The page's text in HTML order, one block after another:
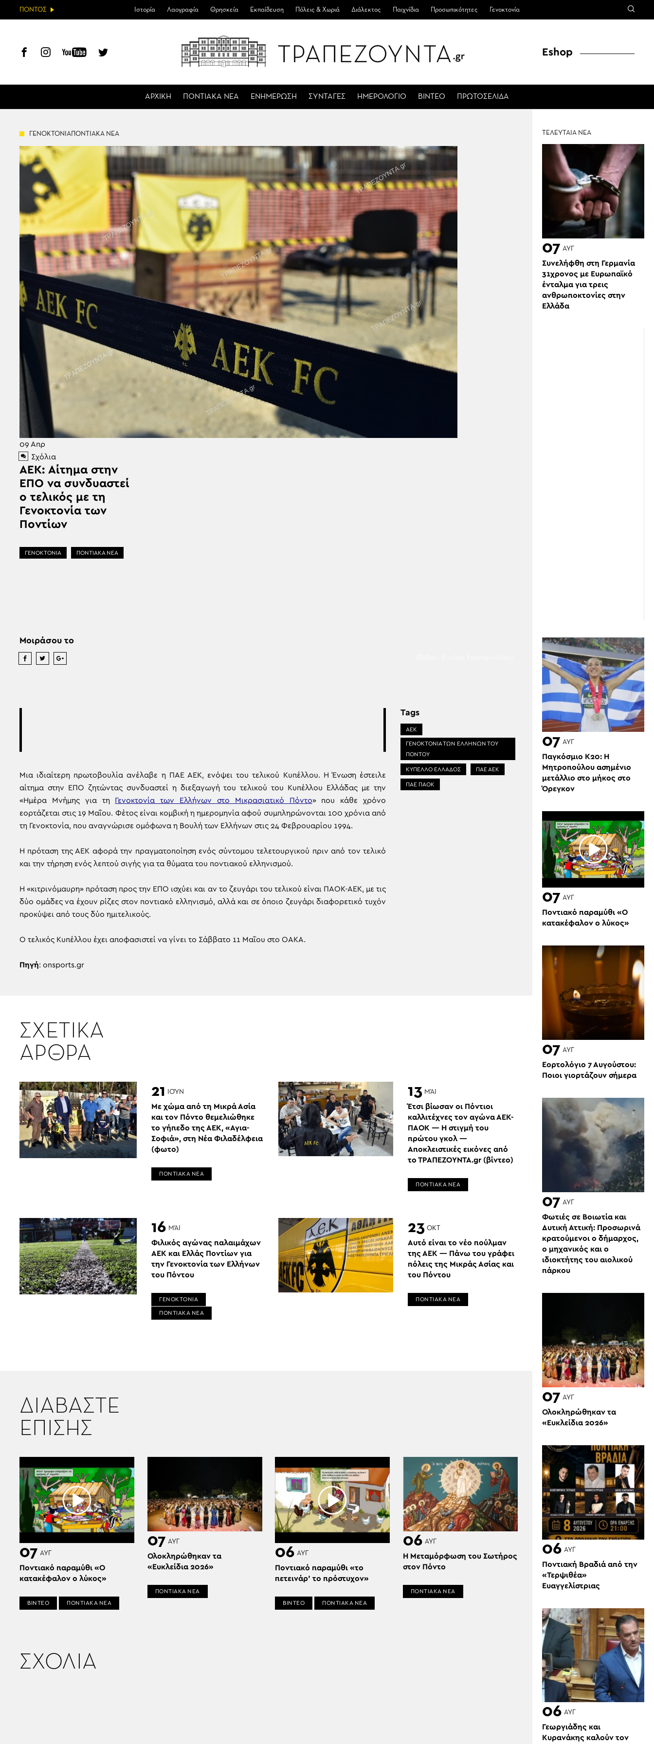
ΠΟΝΤΟΣ Ιστορία Λαογραφία Θρησκεία Εκπαίδευση Πόλεις & Χωριά Διάλεκτος Παιχνίδια Προσωπικότητες Γενοκτονία
ΑΡΧΙΚΗ ΠΟΝΤΙΑΚΑ ΝΕΑ ΕΝΗΜΕΡΩΣΗ ΣΥΝΤΑΓΕΣ ΗΜΕΡΟΛΟΓΙΟ ΒΙΝΤΕΟ ΠΡΩΤΟΣΕΛΙΔΑ
Eshop
ΓΕΝΟΚΤΟΝΙΑΠΟΝΤΙΑΚΑ ΝΕΑ
09 Απρ
Σχόλια
AEK: Αίτημα στην
ΕΠΟ να συνδυαστεί
ο τελικός με τη
Γενοκτονία των
Ποντίων
ΓΕΝΟΚΤΟΝΙΑ ΠΟΝΤΙΑΚΑ ΝΕΑ
Μοιράσου το
Μια ιδιαίτερη πρωτοβουλία ανέλαβε η ΠΑΕ ΑΕΚ, ενόψει του τελικού Κυπέλλου. Η Ένωση έστειλε
αίτημα στην ΕΠΟ ζητώντας συνδυαστεί η διεξαγωγή του τελικού του Κυπέλλου Ελλάδας με την
«Ημέρα Μνήμης για τη Γενοκτονία των Ελλήνων στο Μικρασιατικό Πόντο» που κάθε χρόνο
εορτάζεται στις 19 Μαΐου. Φέτος είναι κομβική η ημερομηνία αφού συμπληρώνονται 100 χρόνια από
τη Γενοκτονία, που αναγνώρισε ομόφωνα η Βουλή των Ελλήνων στις 24 Φεβρουαρίου 1994.
Η πρόταση της ΑΕΚ αφορά την πραγματοποίηση ενός σύντομου τελετουργικού πριν από τον τελικό
και την τήρηση ενός λεπτού σιγής για τα θύματα του ποντιακού ελληνισμού.
Η «κιτρινόμαυρη» πρόταση προς την ΕΠΟ ισχύει και αν το ζευγάρι του τελικού είναι ΠΑΟΚ-ΑΕΚ, με τις
δύο ομάδες να έχουν ρίζες στον ποντιακό ελληνισμό, αλλά και σε όποιο ζευγάρι διαφορετικό τυχόν
προκύψει από τους δύο ημιτελικούς.
Ο τελικός Κυπέλλου έχει αποφασιστεί να γίνει το Σάββατο 11 Μαΐου στο ΟΑΚΑ.
Πηγή: onsports.gr
Tags
ΑΕΚ
ΓΕΝΟΚΤΟΝΙΑ ΤΩΝ ΕΛΛΗΝΩΝ ΤΟΥ
ΠΟΝΤΟΥ
ΚΥΠΕΛΛΟ ΕΛΛΑΔΟΣ ΠΑΕ ΑΕΚ
ΠΑΕ ΠΑΟΚ
ΣΧΕΤΙΚΑ
ΑΡΘΡΑ
21 ΙΟΎΝ
Με χώμα από τη Μικρά Ασία
και τον Πόντο θεμελιώθηκε
το γήπεδο της ΑΕΚ, «Αγια-
Σοφιά», στη Νέα Φιλαδέλφεια
(φωτο)
ΠΟΝΤΙΑΚΑ ΝΕΑ
13 ΜΆΙ
Έτσι βίωσαν οι Πόντιοι
καλλιτέχνες τον αγώνα ΑΕΚ-
ΠΑΟΚ — Η στιγμή του
πρώτου γκολ —
Αποκλειστικές εικόνες από
το ΤΡΑΠΕΖΟΥΝΤΑ.gr (βίντεο)
ΠΟΝΤΙΑΚΑ ΝΕΑ
16 ΜΆΙ
Φιλικός αγώνας παλαιμάχων
ΑΕΚ και Ελλάς Ποντίων για
την Γενοκτονία των Ελλήνων
του Πόντου
ΓΕΝΟΚΤΟΝΙΑ
ΠΟΝΤΙΑΚΑ ΝΕΑ
23 ΟΚΤ
Αυτό είναι το νέο πούλμαν
της ΑΕΚ — Πάνω του γράφει
πόλεις της Μικράς Ασίας και
του Πόντου
ΠΟΝΤΙΑΚΑ ΝΕΑ
ΔΙΑΒΑΣΤΕ
ΕΠΙΣΗΣ
07 ΑΥΓ
Ποντιακό παραμύθι «Ο
κατακέφαλον ο λύκος»
ΒΙΝΤΕΟ ΠΟΝΤΙΑΚΑ ΝΕΑ
07 ΑΥΓ
Ολοκληρώθηκαν τα
«Ευκλείδια 2026»
ΠΟΝΤΙΑΚΑ ΝΕΑ
06 ΑΥΓ
Ποντιακό παραμύθι «το
πετεινάρ’ το πρόστυχον»
ΒΙΝΤΕΟ ΠΟΝΤΙΑΚΑ ΝΕΑ
06 ΑΥΓ
Η Μεταμόρφωση του Σωτήρος
στον Πόντο
ΠΟΝΤΙΑΚΑ ΝΕΑ
ΣΧΟΛΙΑ
ΤΕΛΕΥΤΑΙΑ ΝΕΑ
07 ΑΥΓ
Συνελήφθη στη Γερμανία
31χρονος με Ευρωπαϊκό
ένταλμα για τρεις
ανθρωποκτονίες στην
Ελλάδα
07 ΑΥΓ
Παγκόσμιο Κ20: Η
Μητροπούλου ασημένιο
μετάλλιο στο μήκος στο
Όρεγκον
07 ΑΥΓ
Ποντιακό παραμύθι «Ο
κατακέφαλον ο λύκος»
07 ΑΥΓ
Εορτολόγιο 7 Αυγούστου:
Ποιοι γιορτάζουν σήμερα
07 ΑΥΓ
Φωτιές σε Βοιωτία και
Δυτική Αττική: Προσωρινά
κρατούμενοι ο δήμαρχος,
ο μηχανικός και ο
ιδιοκτήτης του αιολικού
πάρκου
07 ΑΥΓ
Ολοκληρώθηκαν τα
«Ευκλείδια 2026»
06 ΑΥΓ
Ποντιακή Βραδιά από την
«Τερψιθέα»
Ευαγγελίστριας
06 ΑΥΓ
Γεωργιάδης και
Κυρανάκης καλούν τον